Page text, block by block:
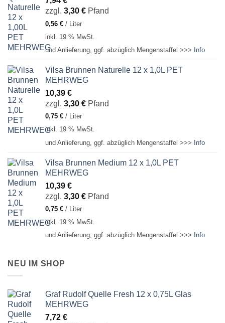
zzgl. 3,30 € Pfand
0,56 € / Liter
inkl. 19 % MwSt.
und Anlieferung, ggf. abzüglich Mengenstaffel >>> Info
Vilsa Brunnen Naturelle 12 x 1,0L PET
MEHRWEG
10,39 €
zzgl. 3,30 € Pfand
0,75 € / Liter
inkl. 19 % MwSt.
und Anlieferung, ggf. abzüglich Mengenstaffel >>> Info
Vilsa Brunnen Medium 12 x 1,0L PET
MEHRWEG
10,39 €
zzgl. 3,30 € Pfand
0,75 € / Liter
inkl. 19 % MwSt.
und Anlieferung, ggf. abzüglich Mengenstaffel >>> Info
NEU IM SHOP
Graf Rudolf Quelle Fresh 12 x 0,75L Glas
MEHRWEG
7,72 €